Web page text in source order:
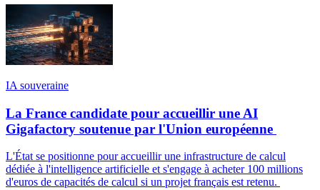
IA souveraine
La France candidate pour accueillir une AI
Gigafactory soutenue par l'Union européenne
L'État se positionne pour accueillir une infrastructure de calcul
dédiée à l'intelligence artificielle et s'engage à acheter 100 millions
d'euros de capacités de calcul si un projet français est retenu.